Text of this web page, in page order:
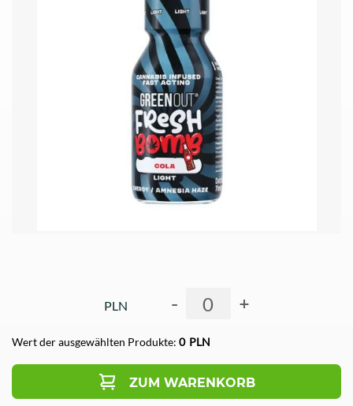
PLN - +
Wert der ausgewählten Produkte: 0 PLN
ZUM WARENKORB